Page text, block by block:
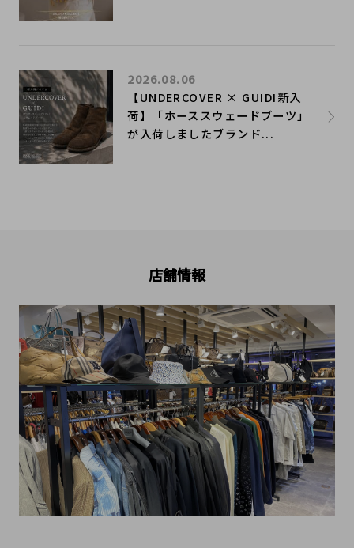
【UNDERCOVER × GUIDI新入
荷】「ホーススウェードブーツ」
が入荷しましたブランド...
2026.08.06
店舗情報